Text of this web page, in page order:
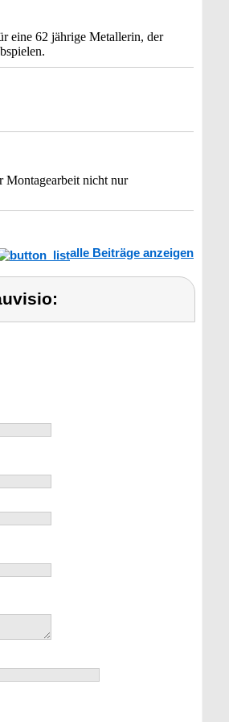
eine 62 jährige Metallerin, der
Montagearbeit nicht nur
alle Beiträge anzeigen